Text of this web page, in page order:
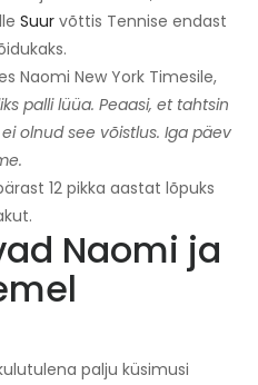
Suur võttis Tennise endast
Naomi New York Timesile,
palli lüüa. Peaasi, et tahtsin
olnud see võistlus. Iga päev
12 pikka aastat lõpuks
Naomi ja
palju küsimusi